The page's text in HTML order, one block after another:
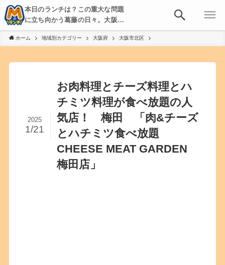
本日のランチは？この重大な問題
に立ち向かう葛藤の日々。大阪・
京都・神戸を中心とした食べ歩
き、飲み歩きを綴る。
ホーム 地域別カテゴリー 大阪府 大阪市北区
お肉料理とチーズ料理とハ
チミツ料理が食べ放題の人
気店！ 梅田 「肉&チーズ
とハチミツ食べ放題
CHEESE MEAT GARDEN
梅田店」
2025
1/21